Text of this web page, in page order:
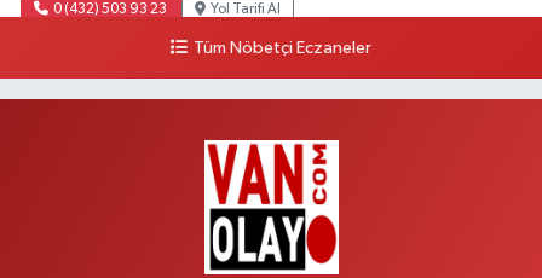
0 (432) 503 93 23 Yol Tarifi Al
Vanyolu Mahallesi, Kara Yusuf Bey Bulvarı No:102 F Erciş Van
Yol Tarifi Al
Cumhuriyet Mahallesi, Konak Sokak No:6 Gürpınar Van
Yol Tarifi Al
Tüm Nöbetçi Eczaneler